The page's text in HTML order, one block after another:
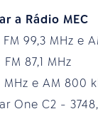
a Rádio MEC
99,3 MHz e
87,1 MHz
MHz e AM 800
One C2 -